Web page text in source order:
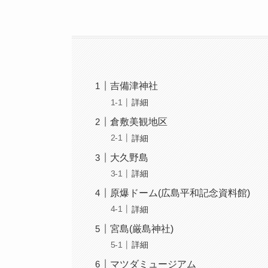
吉備津神社
詳細
倉敷美観地区
詳細
大久野島
詳細
原爆ドーム(広島平和記念資料館)
詳細
宮島(厳島神社)
詳細
マツダミュージアム